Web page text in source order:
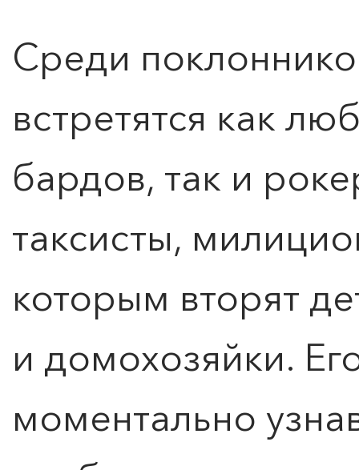
Среди
встретятся как
бардов, так и
таксисты,
которым вторят
и домохозяйки.
моментально